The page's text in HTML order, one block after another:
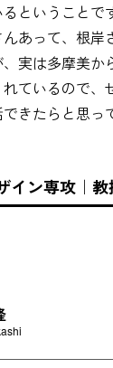
ということで
あって、根岸
実は多摩美か
ているので、
きたらと思っ
イン専攻｜教